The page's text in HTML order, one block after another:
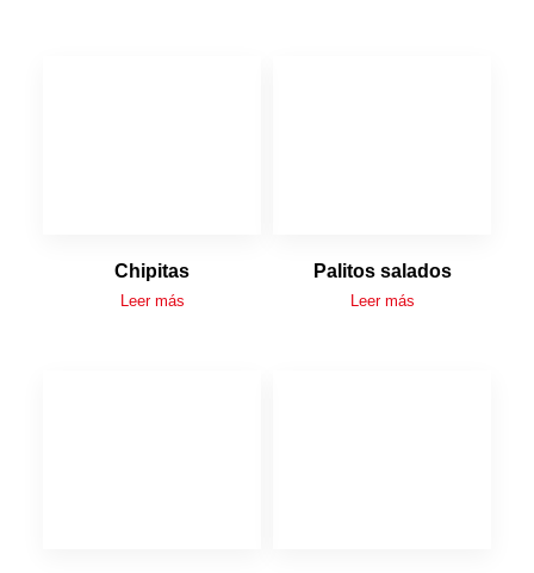
Chipitas
Leer más
Palitos salados
Leer más